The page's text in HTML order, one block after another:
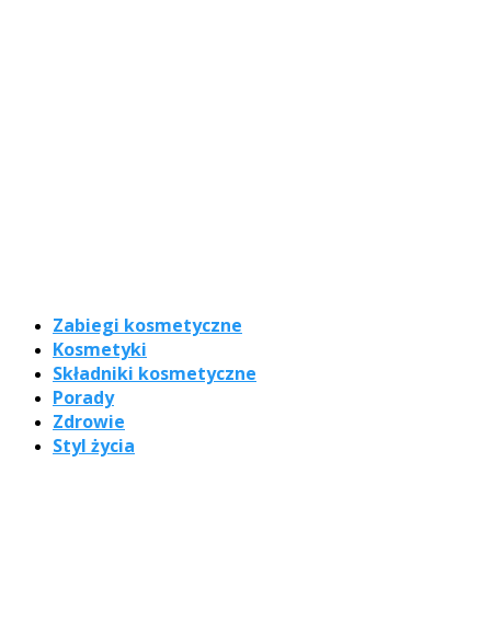
Zabiegi kosmetyczne
Kosmetyki
Składniki kosmetyczne
Porady
Zdrowie
Styl życia